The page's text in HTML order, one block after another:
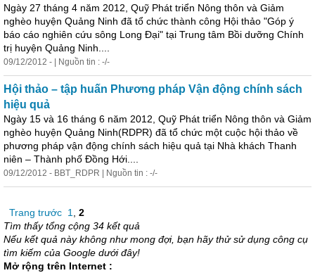
Ngày 27 tháng 4 năm 2012, Quỹ Phát triển Nông thôn và Giảm
nghèo huyện Quảng Ninh đã tổ chức thành công Hội thảo "Góp ý
báo cáo nghiên cứu sông Long Đại" tại Trung tâm Bồi dưỡng Chính
trị huyện Quảng Ninh....
09/12/2012 - | Nguồn tin : -/-
Hội thảo – tập huấn Phương pháp Vận động chính sách
hiệu quả
Ngày 15 và 16 tháng 6 năm 2012, Quỹ Phát triển Nông thôn và Giảm
nghèo huyện Quảng Ninh(RDPR) đã tổ chức một cuộc hội thảo về
phương pháp vận động chính sách hiệu quả tại Nhà khách Thanh
niên – Thành phố Đồng Hới....
09/12/2012 - BBT_RDPR | Nguồn tin : -/-
Trang trước 1
2
Tìm thấy tổng cộng 34 kết quả
Nếu kết quả này không như mong đợi, bạn hãy thử sử dụng công cụ
tìm kiếm của Google dưới đây!
Mở rộng trên Internet :